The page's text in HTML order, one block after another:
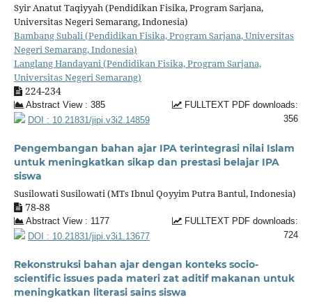
Syir Anatut Taqiyyah (Pendidikan Fisika, Program Sarjana,
Universitas Negeri Semarang, Indonesia)
Bambang Subali (Pendidikan Fisika, Program Sarjana, Universitas
Negeri Semarang, Indonesia)
Langlang Handayani (Pendidikan Fisika, Program Sarjana,
Universitas Negeri Semarang)
224-234
Abstract View : 385
FULLTEXT PDF downloads:
356
DOI : 10.21831/jipi.v3i2.14859
Pengembangan bahan ajar IPA terintegrasi nilai Islam
untuk meningkatkan sikap dan prestasi belajar IPA
siswa
Susilowati Susilowati (MTs Ibnul Qoyyim Putra Bantul, Indonesia)
78-88
Abstract View : 1177
FULLTEXT PDF downloads:
724
DOI : 10.21831/jipi.v3i1.13677
Rekonstruksi bahan ajar dengan konteks socio-
scientific issues pada materi zat aditif makanan untuk
meningkatkan literasi sains siswa